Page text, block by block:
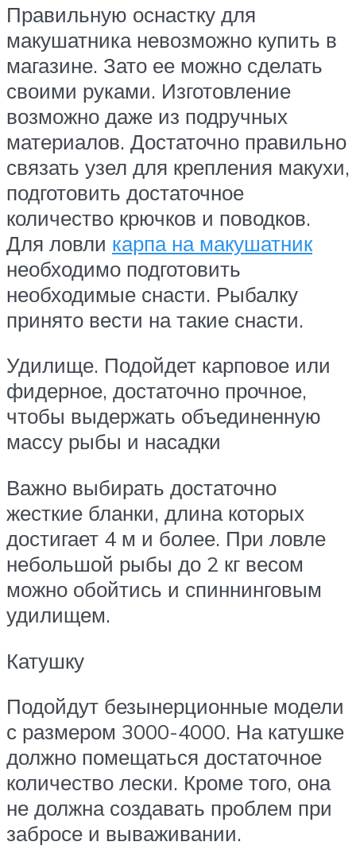
Правильную оснастку для
макушатника невозможно купить в
магазине. Зато ее можно сделать
своими руками. Изготовление
возможно даже из подручных
материалов. Достаточно правильно
связать узел для крепления макухи,
подготовить достаточное
количество крючков и поводков.
Для ловли карпа на макушатник
необходимо подготовить
необходимые снасти. Рыбалку
принято вести на такие снасти.
Удилище. Подойдет карповое или
фидерное, достаточно прочное,
чтобы выдержать объединенную
массу рыбы и насадки
Важно выбирать достаточно
жесткие бланки, длина которых
достигает 4 м и более. При ловле
небольшой рыбы до 2 кг весом
можно обойтись и спиннинговым
удилищем.
Катушку
Подойдут безынерционные модели
с размером 3000-4000. На катушке
должно помещаться достаточное
количество лески. Кроме того, она
не должна создавать проблем при
забросе и вываживании.